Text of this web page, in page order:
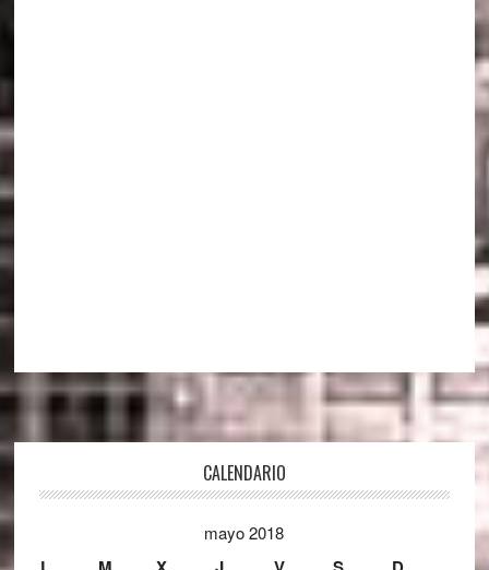
CALENDARIO
mayo 2018